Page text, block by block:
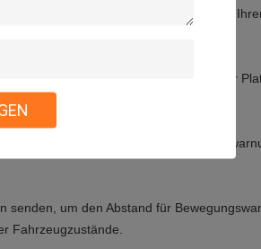
das Fahrzeug über ist oder kommt
Ihre vhicle Aufzeichnungen auf unserer
und Verweilzeit zu erleichtern.
kann
senden, um den Abstand für
Fahrzeugzustände.